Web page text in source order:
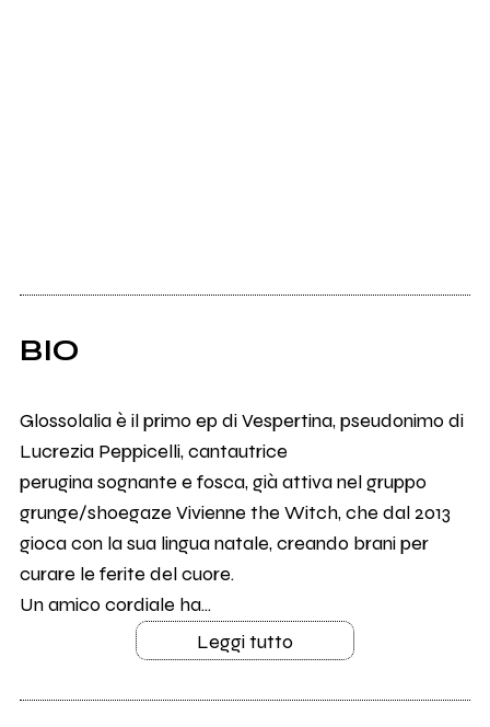
BIO
Glossolalia è il primo ep di Vespertina, pseudonimo di
Lucrezia Peppicelli, cantautrice
perugina sognante e fosca, già attiva nel gruppo
grunge/shoegaze Vivienne the Witch, che dal 2013
gioca con la sua lingua natale, creando brani per
curare le ferite del cuore.
Un amico cordiale ha...
Leggi tutto